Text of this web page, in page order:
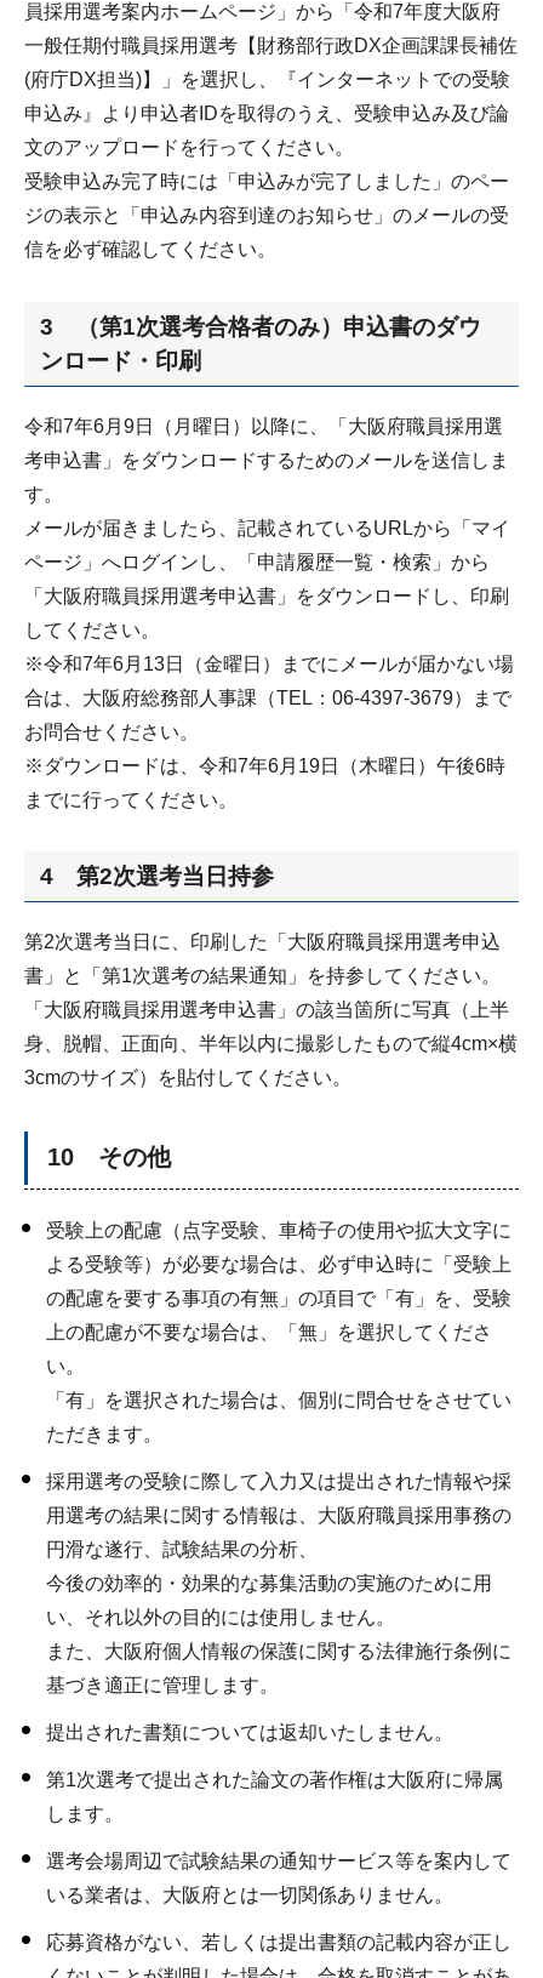
員採用選考案内ホームページ」から「令和7年度大阪府
一般任期付職員採用選考【財務部行政DX企画課課長補佐
(府庁DX担当)】」を選択し、『インターネットでの受験
申込み』より申込者IDを取得のうえ、受験申込み及び論
文のアップロードを行ってください。
受験申込み完了時には「申込みが完了しました」のペー
ジの表示と「申込み内容到達のお知らせ」のメールの受
信を必ず確認してください。
3 （第1次選考合格者のみ）申込書のダウ
ンロード・印刷
令和7年6月9日（月曜日）以降に、「大阪府職員採用選
考申込書」をダウンロードするためのメールを送信しま
す。
メールが届きましたら、記載されているURLから「マイ
ページ」へログインし、「申請履歴一覧・検索」から
「大阪府職員採用選考申込書」をダウンロードし、印刷
してください。
※令和7年6月13日（金曜日）までにメールが届かない場
合は、大阪府総務部人事課（TEL：06-4397-3679）まで
お問合せください。
※ダウンロードは、令和7年6月19日（木曜日）午後6時
までに行ってください。
4 第2次選考当日持参
第2次選考当日に、印刷した「大阪府職員採用選考申込
書」と「第1次選考の結果通知」を持参してください。
「大阪府職員採用選考申込書」の該当箇所に写真（上半
身、脱帽、正面向、半年以内に撮影したもので縦4cm×横
3cmのサイズ）を貼付してください。
10 その他
受験上の配慮（点字受験、車椅子の使用や拡大文字に
よる受験等）が必要な場合は、必ず申込時に「受験上
の配慮を要する事項の有無」の項目で「有」を、受験
上の配慮が不要な場合は、「無」を選択してくださ
い。
「有」を選択された場合は、個別に問合せをさせてい
ただきます。
採用選考の受験に際して入力又は提出された情報や採
用選考の結果に関する情報は、大阪府職員採用事務の
円滑な遂行、試験結果の分析、
今後の効率的・効果的な募集活動の実施のために用
い、それ以外の目的には使用しません。
また、大阪府個人情報の保護に関する法律施行条例に
基づき適正に管理します。
提出された書類については返却いたしません。
第1次選考で提出された論文の著作権は大阪府に帰属
します。
選考会場周辺で試験結果の通知サービス等を案内して
いる業者は、大阪府とは一切関係ありません。
応募資格がない、若しくは提出書類の記載内容が正し